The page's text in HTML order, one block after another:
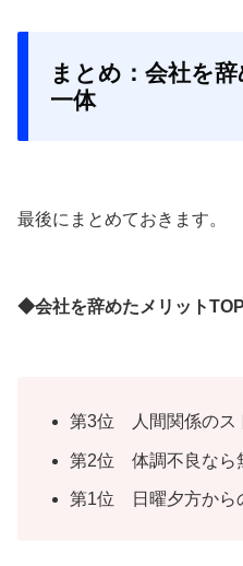
まとめ：会社を
一体
最後にまとめておきます。
◆会社を辞めたメリット
第3位 人間関係のス
第2位 体調不良なら
第1位 日曜夕方から